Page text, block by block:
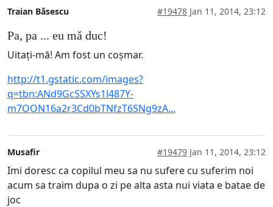
Traian Băsescu #19478 Jan 11, 2014, 23:12
Pa, pa ... eu mă duc!
Uitați-mă! Am fost un coșmar.
http://t1.gstatic.com/images?
q=tbn:ANd9GcSSXYs1l487Y-
m7OON16a2r3Cd0bTNfzT6SNg9zA...
Musafir #19479 Jan 11, 2014, 23:12
Imi doresc ca copilul meu sa nu sufere cu suferim noi
acum sa traim dupa o zi pe alta asta nui viata e batae de
joc